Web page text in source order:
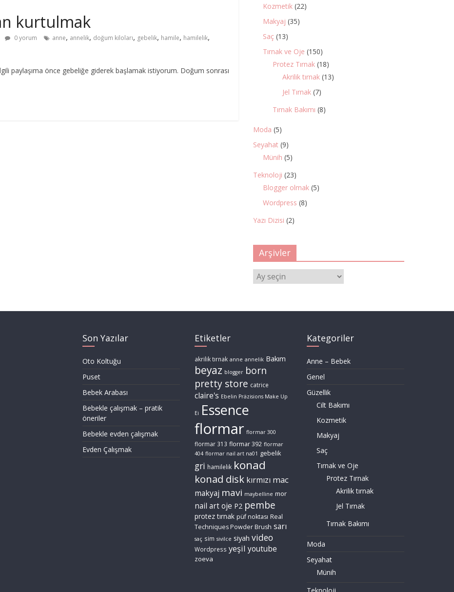
kurtulmak
0 yorum anne, annelik, doğum kiloları, gebelik, hamile, hamilelik,
paylaşıma önce gebeliğe giderek başlamak istiyorum. Doğum sonrası
Kozmetik (22)
Makyaj (35)
Saç (13)
Tırnak ve Oje (150)
Protez Tırnak (18)
Akrilik tırnak (13)
Jel Tırnak (7)
Tırnak Bakımı (8)
Moda (5)
Seyahat (9)
Münih (5)
Teknoloji (23)
Blogger olmak (5)
Wordpress (8)
Yazı Dizisi (2)
Arşivler
Arşivler
Son Yazılar
Oto Koltuğu
Puset
Bebek Arabası
Bebekle çalışmak – pratik
öneriler
Bebekle evden çalışmak
Evden Çalışmak
Etiketler
akrilik tırnak anne annelik Bakım
beyaz blogger born
pretty store catrice
claire's Ebelin Präzisions Make Up
Ei Essence
flormar flormar 300
flormar 313 flormar 392 flormar
404 flormar nail art na01 gebelik
gri hamilelik konad
konad disk kırmızı mac
makyaj mavi maybelline mor
nail artoje P2 pembe
protez tırnak püf noktası Real
Techniques Powder Brush sarı
saç sim sivilce siyah video
Wordpress yeşil youtube
zoeva
Kategoriler
Anne – Bebek
Genel
Güzellik
Cilt Bakımı
Kozmetik
Makyaj
Saç
Tırnak ve Oje
Protez Tırnak
Akrilik tırnak
Jel Tırnak
Tırnak Bakımı
Moda
Seyahat
Münih